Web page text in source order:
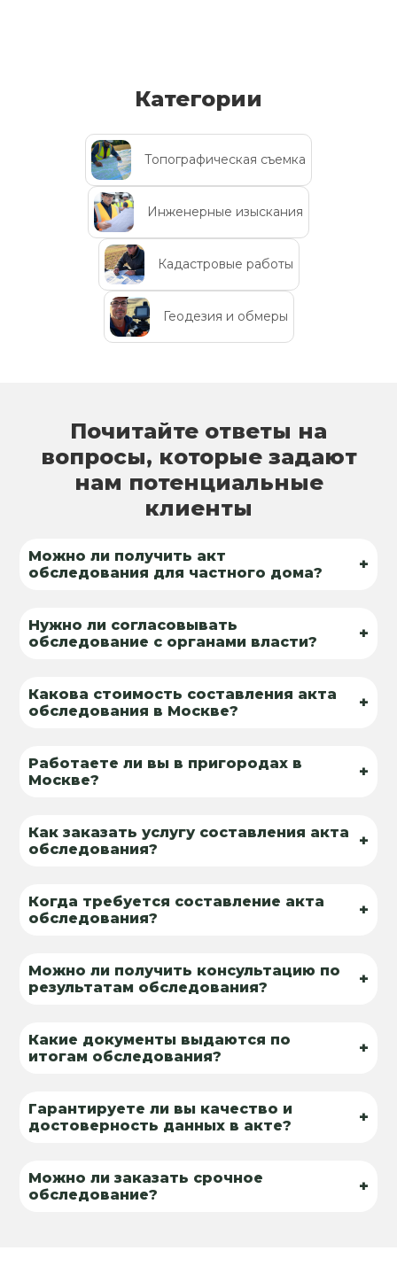
Категории
Топографическая съемка
Инженерные изыскания
Кадастровые работы
Геодезия и обмеры
Почитайте ответы на
вопросы, которые задают
нам потенциальные
клиенты
Можно ли получить акт
обследования для частного дома?
+
Нужно ли согласовывать
обследование с органами власти?
+
Какова стоимость составления акта
обследования в Москве?
+
Работаете ли вы в пригородах в
Москве?
+
Как заказать услугу составления акта
обследования?
+
Когда требуется составление акта
обследования?
+
Можно ли получить консультацию по
результатам обследования?
+
Какие документы выдаются по
итогам обследования?
+
Гарантируете ли вы качество и
достоверность данных в акте?
+
Можно ли заказать срочное
обследование?
+